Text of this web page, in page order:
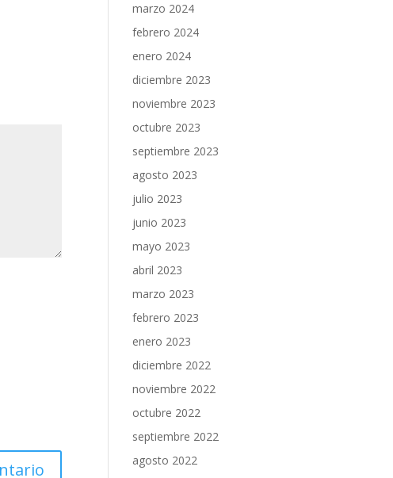
marzo 2024
febrero 2024
enero 2024
diciembre 2023
noviembre 2023
octubre 2023
septiembre 2023
agosto 2023
julio 2023
junio 2023
mayo 2023
abril 2023
marzo 2023
febrero 2023
enero 2023
diciembre 2022
noviembre 2022
octubre 2022
septiembre 2022
agosto 2022